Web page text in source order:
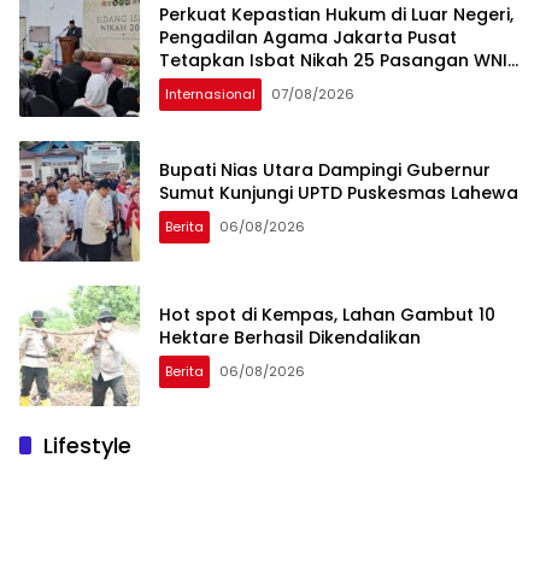
Perkuat Kepastian Hukum di Luar Negeri,
Pengadilan Agama Jakarta Pusat
Tetapkan Isbat Nikah 25 Pasangan WNI
di Malaysia
Internasional 07/08/2026
Bupati Nias Utara Dampingi Gubernur
Sumut Kunjungi UPTD Puskesmas Lahewa
Berita 06/08/2026
Hot spot di Kempas, Lahan Gambut 10
Hektare Berhasil Dikendalikan
Berita 06/08/2026
Lifestyle